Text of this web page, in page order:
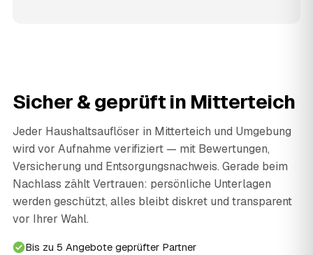
Sicher & geprüft in Mitterteich
Jeder Haushaltsauflöser in Mitterteich und Umgebung
wird vor Aufnahme verifiziert — mit Bewertungen,
Versicherung und Entsorgungsnachweis. Gerade beim
Nachlass zählt Vertrauen: persönliche Unterlagen
werden geschützt, alles bleibt diskret und transparent
vor Ihrer Wahl.
Bis zu 5 Angebote geprüfter Partner